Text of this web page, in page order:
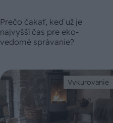
Prečo čakať, keď už je
najvyšší čas pre eko-
vedomé správanie?
Vykurovanie